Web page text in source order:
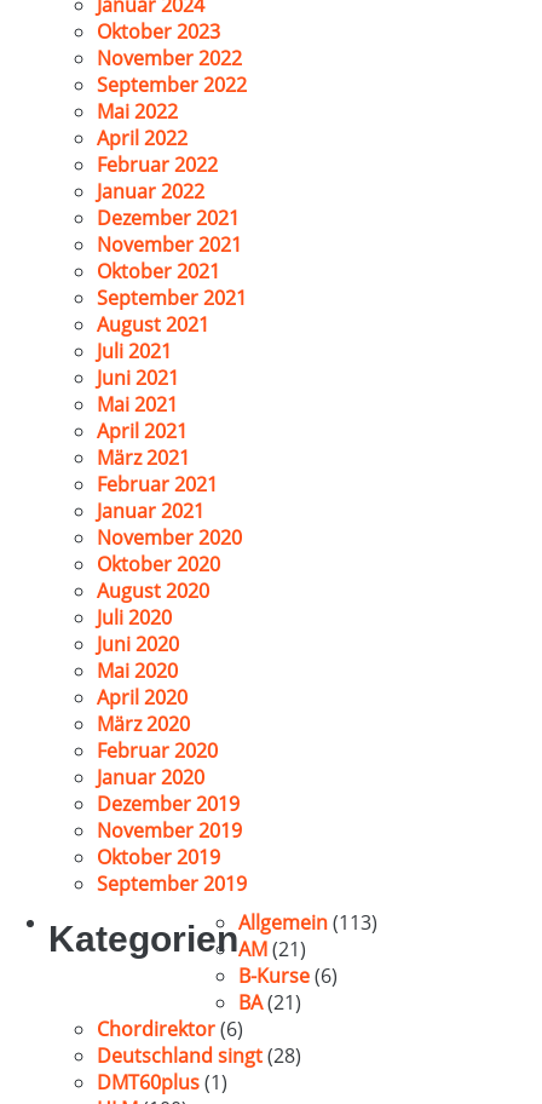
Oktober 2023
November 2022
September 2022
Mai 2022
April 2022
Februar 2022
Januar 2022
Dezember 2021
November 2021
Oktober 2021
September 2021
August 2021
Juli 2021
Juni 2021
Mai 2021
April 2021
März 2021
Februar 2021
Januar 2021
November 2020
Oktober 2020
August 2020
Juli 2020
Juni 2020
Mai 2020
April 2020
März 2020
Februar 2020
Januar 2020
Dezember 2019
November 2019
Oktober 2019
September 2019
KategorienAllgemein(113)
AM(21)
B-Kurse(6)
BA(21)
Chordirektor(6)
Deutschland singt(28)
DMT60plus(1)